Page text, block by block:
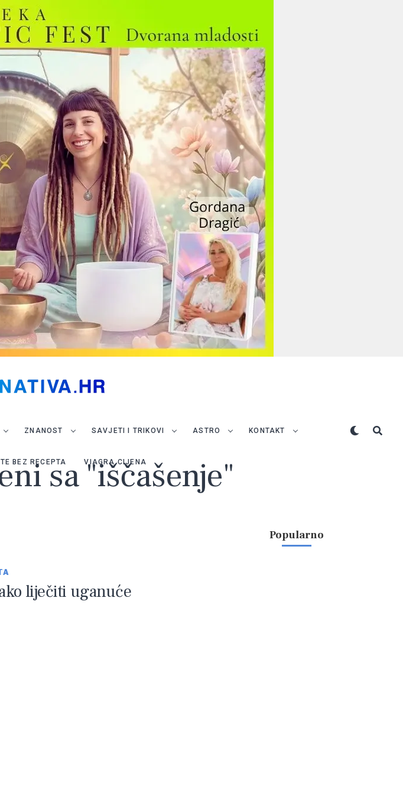
ZNANOST SAVJETI I TRIKOVI ASTRO KONTAKT
BEZ RECEPTA VIAGRA CIJENA
sa "iščašenje"
liječiti uganuće
Popularno